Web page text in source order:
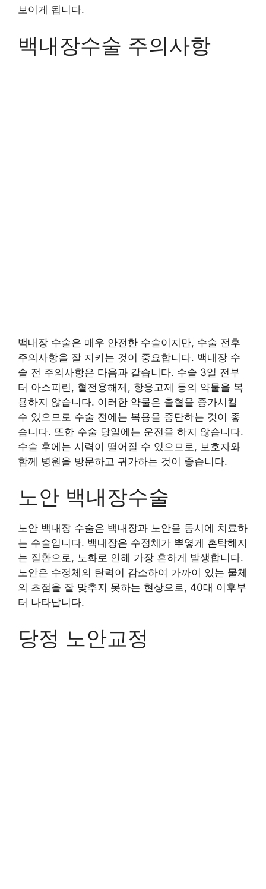
보이게 됩니다.
백내장수술 주의사항
백내장 수술은 매우 안전한 수술이지만, 수술 전후
주의사항을 잘 지키는 것이 중요합니다. 백내장 수
술 전 주의사항은 다음과 같습니다. 수술 3일 전부
터 아스피린, 혈전용해제, 항응고제 등의 약물을 복
용하지 않습니다. 이러한 약물은 출혈을 증가시킬
수 있으므로 수술 전에는 복용을 중단하는 것이 좋
습니다. 또한 수술 당일에는 운전을 하지 않습니다.
수술 후에는 시력이 떨어질 수 있으므로, 보호자와
함께 병원을 방문하고 귀가하는 것이 좋습니다.
노안 백내장수술
노안 백내장 수술은 백내장과 노안을 동시에 치료하
는 수술입니다. 백내장은 수정체가 뿌옇게 혼탁해지
는 질환으로, 노화로 인해 가장 흔하게 발생합니다.
노안은 수정체의 탄력이 감소하여 가까이 있는 물체
의 초점을 잘 맞추지 못하는 현상으로, 40대 이후부
터 나타납니다.
당정 노안교정